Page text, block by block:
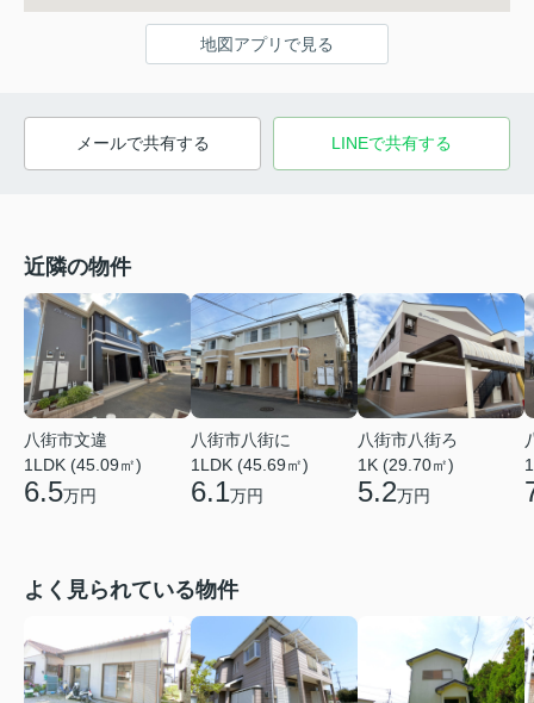
地図アプリで見る
メールで共有する LINEで共有する
近隣の物件
八街市文違
1LDK (45.09㎡)
6.5万円
八街市八街に
1LDK (45.69㎡)
6.1万円
八街市八街ろ
1K (29.70㎡)
5.2万円
よく見られている物件